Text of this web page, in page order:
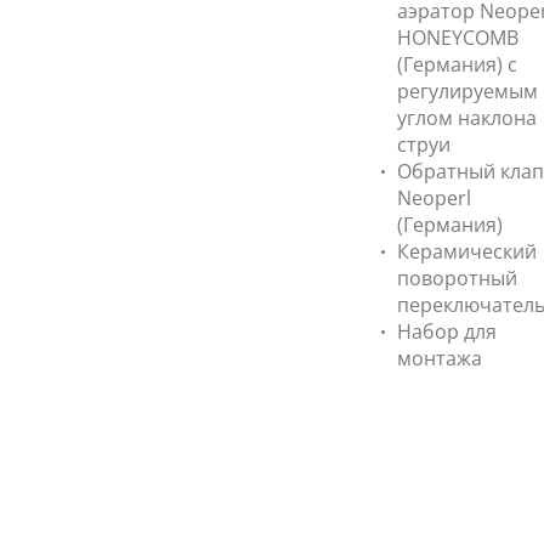
аэратор
HONEYCOMB
(Германия) с
регулируемым
углом наклона
струи
Обратный
Neoperl
(Германия)
Керамический
поворотный
переключатель
Набор для
монтажа